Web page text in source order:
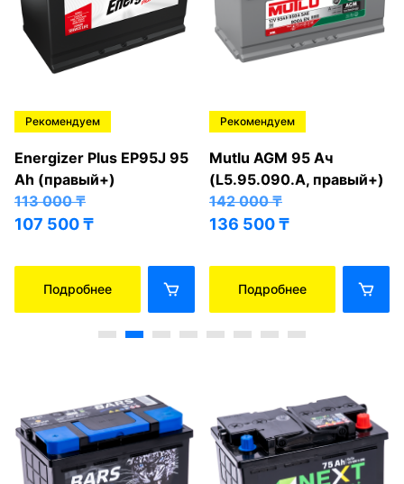
Рекомендуем
Energizer Plus EP95J 95
Ah (правый+)
113 000₸
107 500₸
Подробнее
Рекомендуем
Mutlu AGM 95 Ач
(L5.95.090.A, правый+)
142 000₸
136 500₸
Подробнее